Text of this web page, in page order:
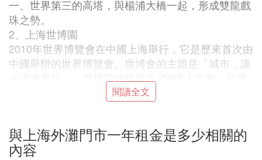
一、世界第三的高塔，與楊浦大橋一起，形成雙龍戲
珠之勢。
2、上海世博園
2010年世界博覽會在中國上海舉行，它是歷來首次由
中國舉辦的世界博覽會。世博會的主題是「城市，讓
生活更美好」，世博園總投資達450億人民幣，超過
北京奧運會，是世界博覽會史上最大規模。
毗鄰東方明珠塔、金茂大廈、濱江大道。它將旅遊、
購物、觀光結合在一起，成為上海地區非常有特色的
閱讀全文
與上海外灘門市一年租金是多少相關的
內容